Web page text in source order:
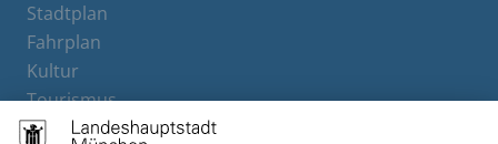
Stadtplan
Fahrplan
Kultur
Tourismus
M-Strom